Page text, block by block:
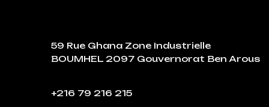
59 Rue Ghana Zone Industrielle
BOUMHEL 2097 Gouvernorat Ben Arous
+216 79 216 215